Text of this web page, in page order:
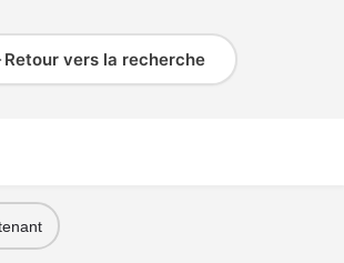
Retour vers la recherche